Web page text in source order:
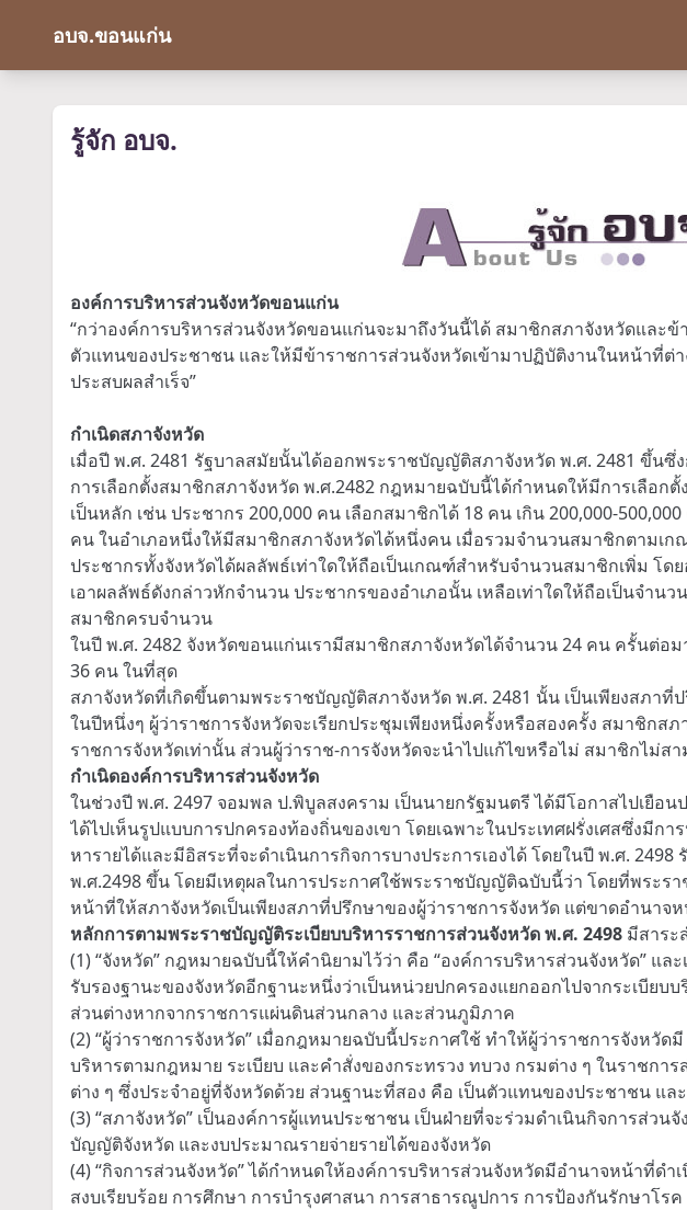
อบจ.ขอนแก่น
รู้จัก อบจ.
องค์การบริหารส่วนจังหวัดขอนแก่น
“กว่าองค์การบริหารส่วนจังหวัดขอนแก่นจะมาถึงวันนี้ได้ สมาชิกสภาจังหวัดและ
ตัวแทนของประชาชน และให้มีข้าราชการส่วนจังหวัดเข้ามาปฏิบัติงานในหน้าที่ต่
ประสบผลสำเร็จ”
กำเนิดสภาจังหวัด
เมื่อปี พ.ศ. 2481 รัฐบาลสมัยนั้นได้ออกพระราชบัญญัติสภาจังหวัด พ.ศ. 2481 ขึ้น
การเลือกตั้งสมาชิกสภาจังหวัด พ.ศ.2482 กฎหมายฉบับนี้ได้กำหนดให้มีการเลือ
เป็นหลัก เช่น ประชากร 200,000 คน เลือกสมาชิกได้ 18 คน เกิน 200,000-
คน ในอำเภอหนึ่งให้มีสมาชิกสภาจังหวัดได้หนึ่งคน เมื่อรวมจำนวนสมาชิกตามเ
ประชากรทั้งจังหวัดได้ผลลัพธ์เท่าใดให้ถือเป็นเกณฑ์สำหรับจำนวนสมาชิกเพิ่ม
เอาผลลัพธ์ดังกล่าวหักจำนวน ประชากรของอำเภอนั้น เหลือเท่าใดให้ถือเป็นจำ
สมาชิกครบจำนวน
ในปี พ.ศ. 2482 จังหวัดขอนแก่นเรามีสมาชิกสภาจังหวัดได้จำนวน 24 คน ครั้นต่
36 คน ในที่สุด
สภาจังหวัดที่เกิดขึ้นตามพระราชบัญญัติสภาจังหวัด พ.ศ. 2481 นั้น เป็นเพียงสภา
ในปีหนึ่งๆ ผู้ว่าราชการจังหวัดจะเรียกประชุมเพียงหนึ่งครั้งหรือสองครั้ง สมาชิก
ราชการจังหวัดเท่านั้น ส่วนผู้ว่าราช-การจังหวัดจะนำไปแก้ไขหรือไม่ สมาชิกไม่ส
กำเนิดองค์การบริหารส่วนจังหวัด
ในช่วงปี พ.ศ. 2497 จอมพล ป.พิบูลสงคราม เป็นนายกรัฐมนตรี ได้มีโอกาสไปเยือ
ได้ไปเห็นรูปแบบการปกครองท้องถิ่นของเขา โดยเฉพาะในประเทศฝรั่งเศสซึ่งมี
หารายได้และมีอิสระที่จะดำเนินการกิจการบางประการเองได้ โดยในปี พ.ศ.
พ.ศ.2498 ขึ้น โดยมีเหตุผลในการประกาศใช้พระราชบัญญัติฉบับนี้ว่า โดยที่พระร
หน้าที่ให้สภาจังหวัดเป็นเพียงสภาที่ปรึกษาของผู้ว่าราชการจังหวัด แต่ขาดอำนา
หลักการตามพระราชบัญญัติระเบียบบริหารราชการส่วนจังหวัด พ.ศ. 2498 มีสาระ
(1) “จังหวัด” กฎหมายฉบับนี้ให้คำนิยามไว้ว่า คือ “องค์การบริหารส่วนจังหวัด” แ
รับรองฐานะของจังหวัดอีกฐานะหนึ่งว่าเป็นหน่วยปกครองแยกออกไปจากระเบีย
ส่วนต่างหากจากราชการแผ่นดินส่วนกลาง และส่วนภูมิภาค
(2) “ผู้ว่าราชการจังหวัด” เมื่อกฎหมายฉบับนี้ประกาศใช้ ทำให้ผู้ว่าราชการจังห
บริหารตามกฎหมาย ระเบียบ และคำสั่งของกระทรวง ทบวง กรมต่าง ๆ ในราชก
ต่าง ๆ ซึ่งประจำอยู่ที่จังหวัดด้วย ส่วนฐานะที่สอง คือ เป็นตัวแทนของประชาชน แ
(3) “สภาจังหวัด” เป็นองค์การผู้แทนประชาชน เป็นฝ่ายที่จะร่วมดำเนินกิจการส่
บัญญัติจังหวัด และงบประมาณรายจ่ายรายได้ของจังหวัด
(4) “กิจการส่วนจังหวัด” ได้กำหนดให้องค์การบริหารส่วนจังหวัดมีอำนาจหน้าที่
สงบเรียบร้อย การศึกษา การบำรุงศาสนา การสาธารณูปการ การป้องกันรักษาโ